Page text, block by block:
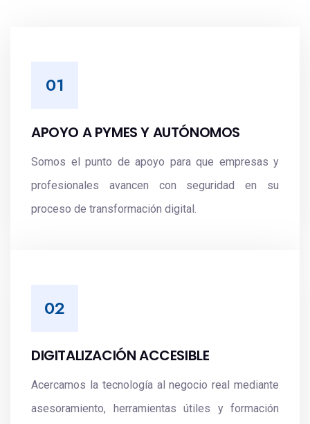
APOYO A PYMES Y AUTÓNOMOS
Somos el punto de apoyo para que empresas y
profesionales avancen con seguridad en su
proceso de transformación digital.
DIGITALIZACIÓN ACCESIBLE
Acercamos la tecnología al negocio real mediante
asesoramiento, herramientas útiles y formación